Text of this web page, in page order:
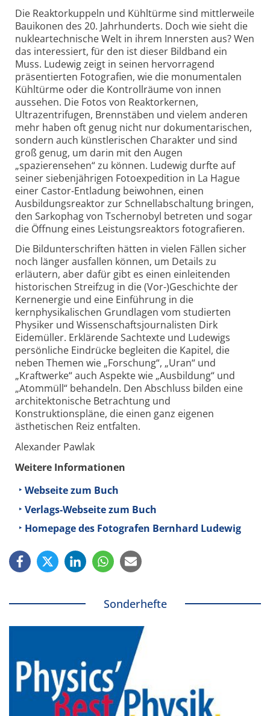
Die Reaktorkuppeln und Kühltürme sind mittlerweile
Bauikonen des 20. Jahrhunderts. Doch wie sieht die
nukleartechnische Welt in ihrem Innersten aus? Wen
das interessiert, für den ist dieser Bildband ein
Muss. Ludewig zeigt in seinen hervorragend
präsentierten Fotografien, wie die monumentalen
Kühltürme oder die Kontrollräume von innen
aussehen. Die Fotos von Reaktorkernen,
Ultrazentrifugen, Brennstäben und vielem anderen
mehr haben oft genug nicht nur dokumentarischen,
sondern auch künstlerischen Charakter und sind
groß genug, um darin mit den Augen
„spazierensehen“ zu können. Ludewig durfte auf
seiner siebenjährigen Fotoexpedition in La Hague
einer Castor-Entladung beiwohnen, einen
Ausbildungsreaktor zur Schnell­abschaltung bringen,
den Sarkophag von Tschernobyl betreten und sogar
die Öffnung eines Leistungs­reaktors fotografieren.
Die Bildunterschriften hätten in vielen Fällen sicher
noch länger ausfallen können, um Details zu
erläutern, aber dafür gibt es einen einleitenden
historischen Streifzug in die (Vor-)Geschichte der
Kernenergie und eine Einführung in die
kernphysikalischen Grundlagen vom studierten
Physiker und Wissenschaftsjournalisten Dirk
Eidemüller. Erklärende Sachtexte und Ludewigs
persönliche Ein­drücke begleiten die Kapitel, die
neben Themen wie „Forschung“, „Uran“ und
„Kraftwerke“ auch Aspekte wie „Ausbildung“ und
„Atommüll“ behandeln. Den Abschluss bilden eine
architektonische Betrachtung und
Konstruktionspläne, die einen ganz eigenen
ästhetischen Reiz entfalten.
Alexander Pawlak
Weitere Informationen
Webseite zum Buch
Verlags-Webseite zum Buch
Homepage des Fotografen Bernhard Ludewig
Sonderhefte